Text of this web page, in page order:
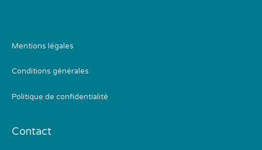
Mentions légales
Conditions générales
Politique de confidentialité
Contact